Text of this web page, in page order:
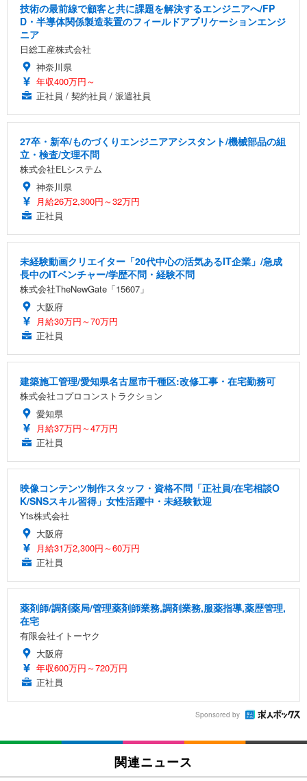
技術の最前線で顧客と共に課題を解決するエンジニアへ/FP
D・半導体関係製造装置のフィールドアプリケーションエンジ
ニア
日総工産株式会社
神奈川県
年収400万円～
正社員 / 契約社員 / 派遣社員
27卒・新卒/ものづくりエンジニアアシスタント/機械部品の組
立・検査/文理不問
株式会社ELシステム
神奈川県
月給26万2,300円～32万円
正社員
未経験動画クリエイター「20代中心の活気あるIT企業」/急成
長中のITベンチャー/学歴不問・経験不問
株式会社TheNewGate「15607」
大阪府
月給30万円～70万円
正社員
建築施工管理/愛知県名古屋市千種区:改修工事・在宅勤務可
株式会社コプロコンストラクション
愛知県
月給37万円～47万円
正社員
映像コンテンツ制作スタッフ・資格不問「正社員/在宅相談O
K/SNSスキル習得」女性活躍中・未経験歓迎
Yts株式会社
大阪府
月給31万2,300円～60万円
正社員
薬剤師/調剤薬局/管理薬剤師業務,調剤業務,服薬指導,薬歴管理,
在宅
有限会社イトーヤク
大阪府
年収600万円～720万円
正社員
Sponsored by
関連ニュース